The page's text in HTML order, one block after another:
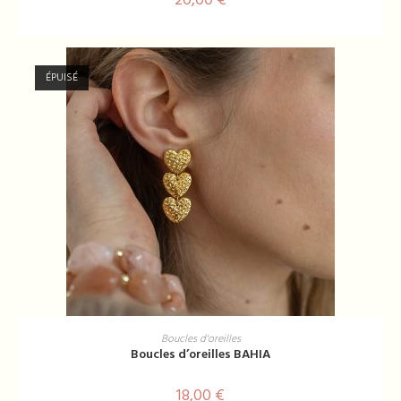
ÉPUISÉ
LIRE LA SUITE
Boucles d'oreilles
Boucles d’oreilles BAHIA
18,00 €